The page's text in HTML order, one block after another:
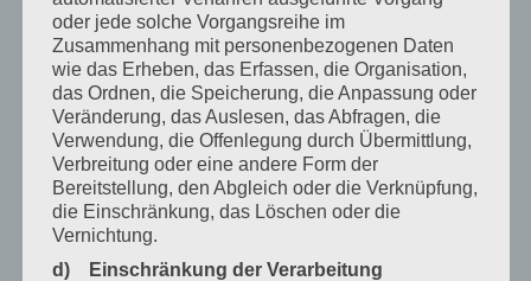
Dezember 2024
September 2024
August 2024
April 2024
März 2024
Januar 2024
Dezember 2023
oder jede solche Vorgangsreihe im
Zusammenhang mit personenbezogenen Daten
wie das Erheben, das Erfassen, die Organisation,
das Ordnen, die Speicherung, die Anpassung oder
Veränderung, das Auslesen, das Abfragen, die
Verwendung, die Offenlegung durch Übermittlung,
Verbreitung oder eine andere Form der
Bereitstellung, den Abgleich oder die Verknüpfung,
die Einschränkung, das Löschen oder die
Vernichtung.
d) Einschränkung der Verarbeitung